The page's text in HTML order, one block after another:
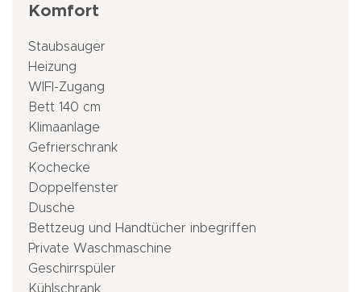
Komfort
Staubsauger
Heizung
WIFI-Zugang
Bett 140 cm
Klimaanlage
Gefrierschrank
Kochecke
Doppelfenster
Dusche
Bettzeug und Handtücher inbegriffen
Private Waschmaschine
Geschirrspüler
Kühlschrank